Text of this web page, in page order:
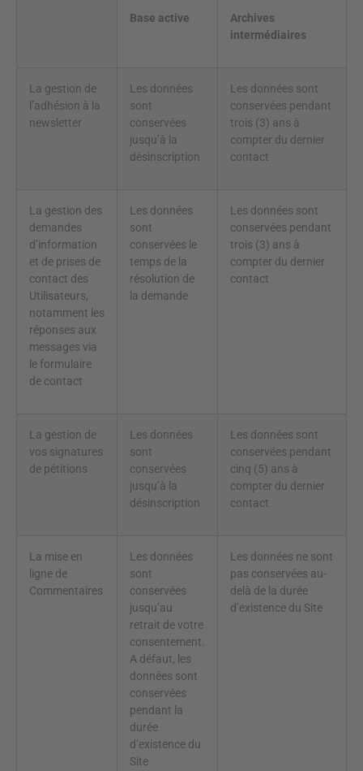
Base active
Archives
intermédiaires
La gestion de
l’adhésion à la
newsletter
Les données
sont
conservées
jusqu’à la
désinscription
Les données sont
conservées pendant
trois (3) ans à
compter du dernier
contact
La gestion des
demandes
d’information
et de prises de
contact des
Utilisateurs,
notamment les
réponses aux
messages via
le formulaire
de contact
Les données
sont
conservées le
temps de la
résolution de
la demande
Les données sont
conservées pendant
trois (3) ans à
compter du dernier
contact
La gestion de
vos signatures
de pétitions
Les données
sont
conservées
jusqu’à la
désinscription
Les données sont
conservées pendant
cinq (5) ans à
compter du dernier
contact
La mise en
ligne de
Commentaires
Les données
sont
conservées
jusqu’au
retrait de votre
consentement.
A défaut, les
données sont
conservées
pendant la
durée
d’existence du
Site
Les données ne sont
pas conservées au-
delà de la durée
d’existence du Site